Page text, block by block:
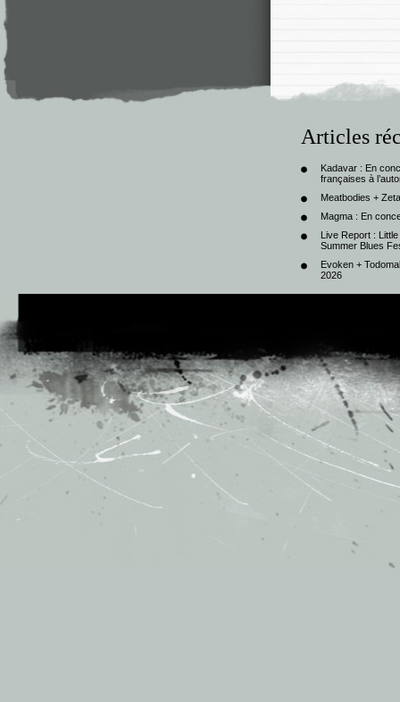
Articles
Kadavar : En
françaises à
Meatbodies +
Magma : En
Live Report :
Summer Blues
Evoken +
2026